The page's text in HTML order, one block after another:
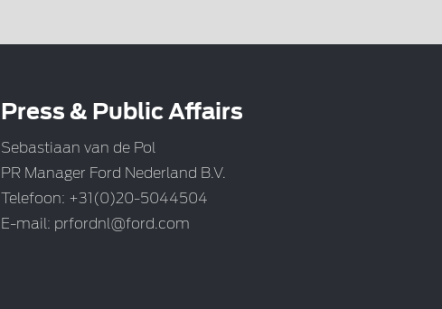
Press & Public Affairs
Sebastiaan van de Pol
PR Manager Ford Nederland B.V.
Telefoon: +31(0)20-5044504
E-mail: prfordnl@ford.com